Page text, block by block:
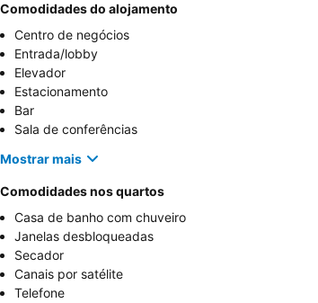
Comodidades do alojamento
Centro de negócios
Entrada/lobby
Elevador
Estacionamento
Bar
Sala de conferências
Mostrar mais
Comodidades nos quartos
Casa de banho com chuveiro
Janelas desbloqueadas
Secador
Canais por satélite
Telefone